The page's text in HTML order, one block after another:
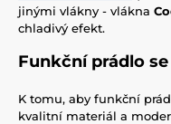
jinými vlákny - vlákna
chladivý efekt.
Funkční prádlo
K tomu, aby funkční
kvalitní materiál a